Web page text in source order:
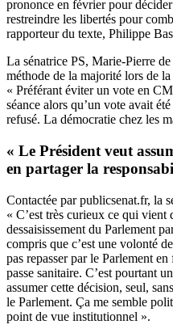
prononce en février pour
restreindre les libertés pour
rapporteur du texte, Philippe
La sénatrice PS, Marie-Pierre
méthode de la majorité lors de
« Préférant éviter un vote en
séance alors qu’un vote avait
refusé. La démocratie chez les
« Le Président veut
en partager la
Contactée par publicsenat.fr, la
« C’est très curieux ce qui vient
dessaisissement du Parlement
compris que c’est une volonté
pas repasser par le Parlement
passe sanitaire. C’est pourtant
assumer cette décision, seul,
le Parlement. Ça me semble
point de vue institutionnel ».